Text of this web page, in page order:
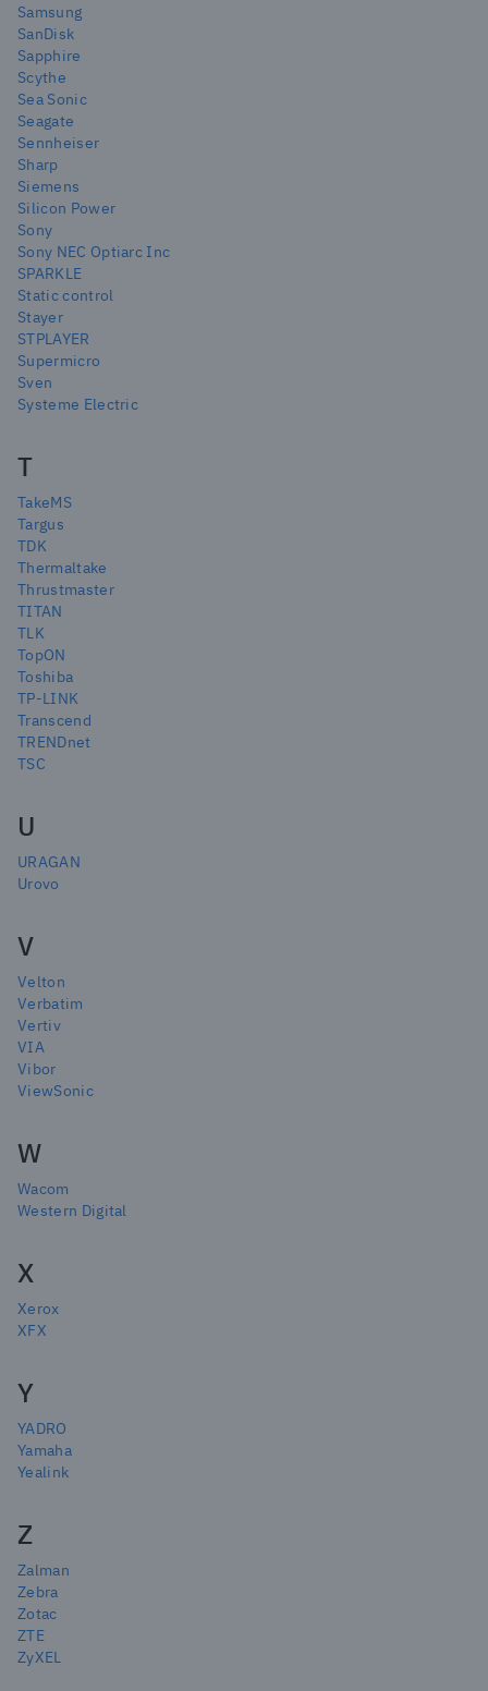
Samsung
SanDisk
Sapphire
Scythe
Sea Sonic
Seagate
Sennheiser
Sharp
Siemens
Silicon Power
Sony
Sony NEC Optiarc Inc
SPARKLE
Static control
Stayer
STPLAYER
Supermicro
Sven
Systeme Electric
T
TakeMS
Targus
TDK
Thermaltake
Thrustmaster
TITAN
TLK
TopON
Toshiba
TP-LINK
Transcend
TRENDnet
TSC
U
URAGAN
Urovo
V
Velton
Verbatim
Vertiv
VIA
Vibor
ViewSonic
W
Wacom
Western Digital
X
Xerox
XFX
Y
YADRO
Yamaha
Yealink
Z
Zalman
Zebra
Zotac
ZTE
ZyXEL